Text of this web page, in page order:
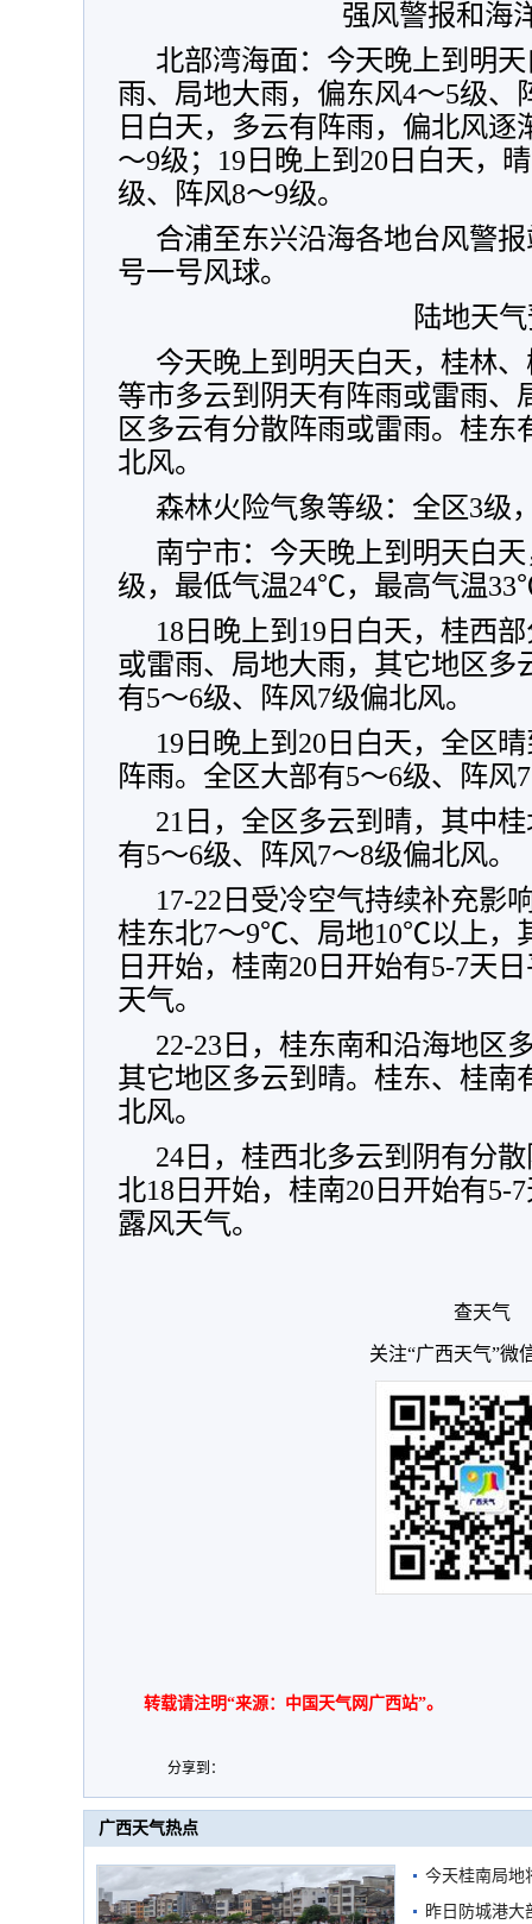
强风警报和海
北部湾海面：今天晚上到明
雨、局地大雨，偏东风4～5级、
日白天，多云有阵雨，偏北风逐
～9级；19日晚上到20日白天，
级、阵风8～9级。
合浦至东兴沿海各地台风警
号一号风球。
陆地天
今天晚上到明天白天，桂林
等市多云到阴天有阵雨或雷雨、
区多云有分散阵雨或雷雨。桂东
北风。
森林火险气象等级：全区3级
南宁市：今天晚上到明天白
级，最低气温24℃，最高气温
18日晚上到19日白天，桂西
或雷雨、局地大雨，其它地区多
有5～6级、阵风7级偏北风。
19日晚上到20日白天，全区
阵雨。全区大部有5～6级、阵风
21日，全区多云到晴，其中
有5～6级、阵风7～8级偏北风。
17-22日受冷空气持续补充影
桂东北7～9℃、局地10℃以上，
日开始，桂南20日开始有5-7天
天气。
22-23日，桂东南和沿海地区
其它地区多云到晴。桂东、桂南
北风。
24日，桂西北多云到阴有分
北18日开始，桂南20日开始有
露风天气。
查天气
关注“广西天气”微
转载请注明“来源：中国天气网广西站”。
分享到：
广西天气热点
今天桂南局地
需继续防范
昨日防城港大